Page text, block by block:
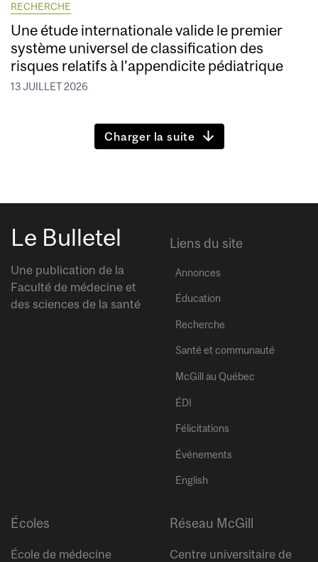
RECHERCHE
Une étude internationale valide le premier
système universel de classification des
risques relatifs à l’appendicite pédiatrique
13 JUILLET 2026
Charger la suite
Le Bulletel
Une publication de la
Faculté de médecine et
des sciences de la santé
Liens du site
Annonces
Éducation
Recherche
Santé et communauté
McGill au Québec
ÉDI
Félicitations
Événements
English
Écoles
École de médecine
Réseau McGill
Centre universitaire de